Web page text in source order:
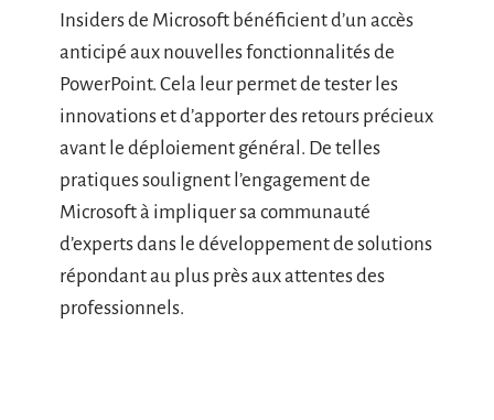
Insiders de Microsoft bénéficient d’un accès
anticipé aux nouvelles fonctionnalités de
PowerPoint. Cela leur permet de tester les
innovations et d’apporter des retours précieux
avant le déploiement général. De telles
pratiques soulignent l’engagement de
Microsoft à impliquer sa communauté
d’experts dans le développement de solutions
répondant au plus près aux attentes des
professionnels.